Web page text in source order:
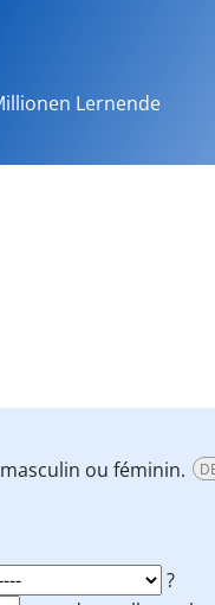
Lernende
ou féminin.
?